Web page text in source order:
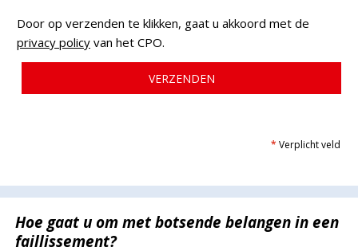
Door op verzenden te klikken, gaat u akkoord met de
privacy policy van het CPO.
* Verplicht veld
Hoe gaat u om met botsende belangen in een
faillissement?